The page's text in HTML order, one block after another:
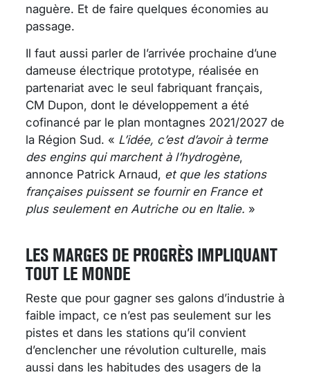
naguère. Et de faire quelques économies au
passage.
Il faut aussi parler de l’arrivée prochaine d’une
dameuse électrique prototype, réalisée en
partenariat avec le seul fabriquant français,
CM Dupon, dont le développement a été
cofinancé par le plan montagnes 2021/2027 de
la Région Sud. « L’idée, c’est d’avoir à terme
des engins qui marchent à l’hydrogène,
annonce Patrick Arnaud, et que les stations
françaises puissent se fournir en France et
plus seulement en Autriche ou en Italie. »
LES MARGES DE PROGRÈS IMPLIQUANT
TOUT LE MONDE
Reste que pour gagner ses galons d’industrie à
faible impact, ce n’est pas seulement sur les
pistes et dans les stations qu’il convient
d’enclencher une révolution culturelle, mais
aussi dans les habitudes des usagers de la